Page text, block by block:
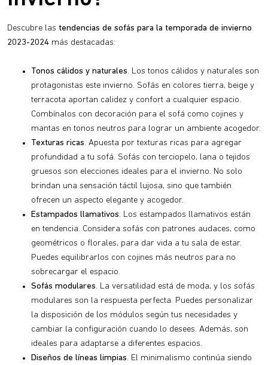
Descubre las tendencias de sofás para la temporada de invierno
2023-2024 más destacadas:
Tonos cálidos y naturales. Los tonos cálidos y naturales son
protagonistas este invierno. Sofás en colores tierra, beige y
terracota aportan calidez y confort a cualquier espacio.
Combínalos con decoración para el sofá como cojines y
mantas en tonos neutros para lograr un ambiente acogedor.
Texturas ricas. Apuesta por texturas ricas para agregar
profundidad a tu sofá. Sofás con terciopelo, lana o tejidos
gruesos son elecciones ideales para el invierno. No solo
brindan una sensación táctil lujosa, sino que también
ofrecen un aspecto elegante y acogedor.
Estampados llamativos. Los estampados llamativos están
en tendencia. Considera sofás con patrones audaces, como
geométricos o florales, para dar vida a tu sala de estar.
Puedes equilibrarlos con cojines más neutros para no
sobrecargar el espacio.
Sofás modulares. La versatilidad está de moda, y los sofás
modulares son la respuesta perfecta. Puedes personalizar
la disposición de los módulos según tus necesidades y
cambiar la configuración cuando lo desees. Además, son
ideales para adaptarse a diferentes espacios.
Diseños de líneas limpias. El minimalismo continúa siendo